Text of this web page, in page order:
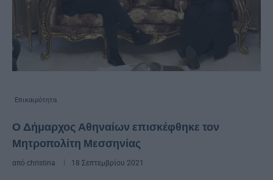
Επικαιρότητα
Ο Δήμαρχος Αθηναίων επισκέφθηκε τον
Μητροπολίτη Μεσσηνίας
από christina 18 Σεπτεμβρίου 2021